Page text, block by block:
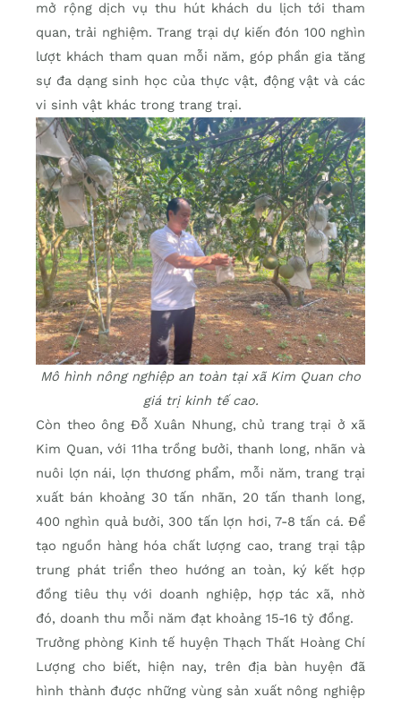
mở rộng dịch vụ thu hút khách du lịch tới tham
quan, trải nghiệm. Trang trại dự kiến đón 100 nghìn
lượt khách tham quan mỗi năm, góp phần gia tăng
sự đa dạng sinh học của thực vật, động vật và các
vi sinh vật khác trong trang trại.
Mô hình nông nghiệp an toàn tại xã Kim Quan cho
giá trị kinh tế cao.
Còn theo ông Đỗ Xuân Nhung, chủ trang trại ở xã
Kim Quan, với 11ha trồng bưởi, thanh long, nhãn và
nuôi lợn nái, lợn thương phẩm, mỗi năm, trang trại
xuất bán khoảng 30 tấn nhãn, 20 tấn thanh long,
400 nghìn quả bưởi, 300 tấn lợn hơi, 7-8 tấn cá. Để
tạo nguồn hàng hóa chất lượng cao, trang trại tập
trung phát triển theo hướng an toàn, ký kết hợp
đồng tiêu thụ với doanh nghiệp, hợp tác xã, nhờ
đó, doanh thu mỗi năm đạt khoảng 15-16 tỷ đồng.
Trưởng phòng Kinh tế huyện Thạch Thất Hoàng Chí
Lượng cho biết, hiện nay, trên địa bàn huyện đã
hình thành được những vùng sản xuất nông nghiệp